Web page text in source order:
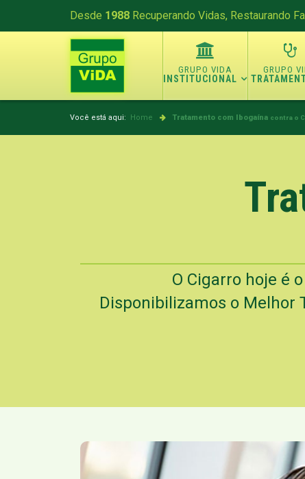
Desde 1988 Recuperando Vidas, Restaurando
INSTITUCIONAL
Você está aqui: Home Tratamento com Ibogaína contra o
O Cigarro hoje é
Disponibilizamos o Melhor